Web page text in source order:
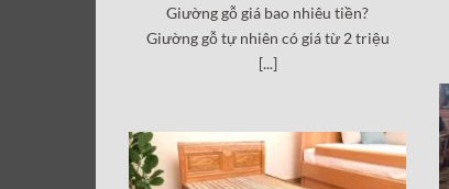
Giường gỗ giá bao nhiêu tiền?
Giường gỗ tự nhiên có giá từ 2 triệu
[...]